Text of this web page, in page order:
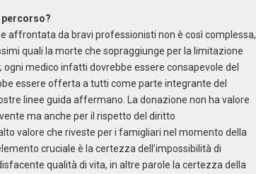
percorso?
affrontata da bravi professionisti non è così complessa,
quali la morte che sopraggiunge per la limitazione
medico infatti dovrebbe essere consapevole del
essere offerta a tutti come parte integrante del
linee guida affermano. La donazione non ha valore
ma anche per il rispetto del diritto
valore che riveste per i famigliari nel momento della
cruciale è la certezza dell’impossibilità di
qualità di vita, in altre parole la certezza della